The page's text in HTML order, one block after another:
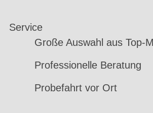
Service
Große Auswahl aus Top-
Professionelle Beratung
Probefahrt vor Ort